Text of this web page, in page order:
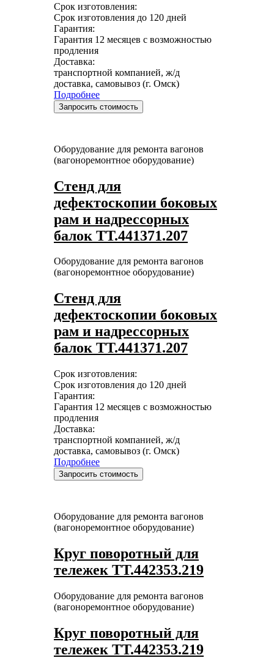
Срок изготовления:
Срок изготовления до 120 дней
Гарантия:
Гарантия 12 месяцев с возможностью
продления
Доставка:
транспортной компанией, ж/д
доставка, самовывоз (г. Омск)
Подробнее
Запросить стоимость
Оборудование для ремонта вагонов
(вагоноремонтное оборудование)
Стенд для
дефектоскопии боковых
рам и надрессорных
балок ТТ.441371.207
Оборудование для ремонта вагонов
(вагоноремонтное оборудование)
Стенд для
дефектоскопии боковых
рам и надрессорных
балок ТТ.441371.207
Срок изготовления:
Срок изготовления до 120 дней
Гарантия:
Гарантия 12 месяцев с возможностью
продления
Доставка:
транспортной компанией, ж/д
доставка, самовывоз (г. Омск)
Подробнее
Запросить стоимость
Оборудование для ремонта вагонов
(вагоноремонтное оборудование)
Круг поворотный для
тележек ТТ.442353.219
Оборудование для ремонта вагонов
(вагоноремонтное оборудование)
Круг поворотный для
тележек ТТ.442353.219